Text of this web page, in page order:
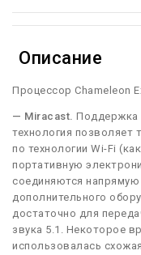
Описание
Процессор Chameleon
— Miracast. Поддержка
технология позволяет
по технологии Wi-Fi
портативную
соединяются напрямую
дополнительного
достаточно для
звука 5.1. Некоторое
использовалась